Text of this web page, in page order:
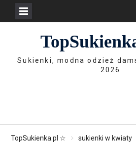
Sukienki, modna odzież
2026
TopSukienka.pl ☆
sukienki w kwiaty